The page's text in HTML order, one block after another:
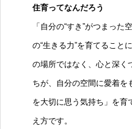
住育ってなんだろう
「自分の“すき”がつまっ
の“生きる力”を育てること
の場所ではなく、心と深く
ちが、自分の空間に愛着を
を大切に思う気持ち」を
え方です。